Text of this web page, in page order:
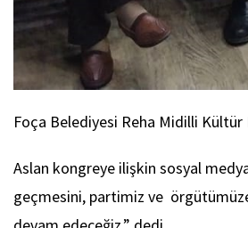
Foça Belediyesi Reha Midilli Kültür
Aslan kongreye ilişkin sosyal
geçmesini, partimiz ve